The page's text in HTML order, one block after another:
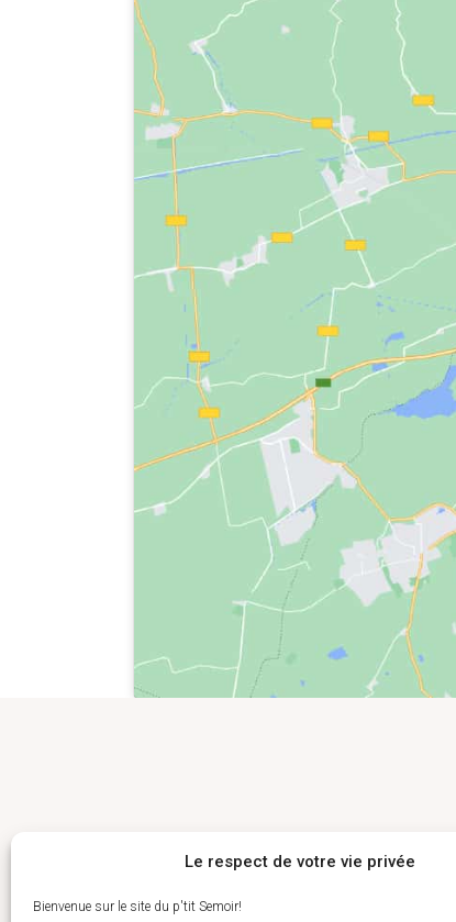
Le respect de votre vie privée
Bienvenue sur le site du p'tit Semoir!
Suivez nous